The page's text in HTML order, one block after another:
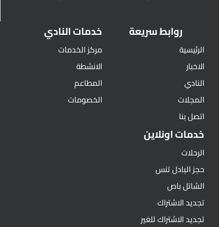
روابط سريعة
الرئيسية
الاخبار
النادي
المجلات
اتصل بنا
خدمات النادي
مركز الخدمات
الانشطة
المطاعم
الخصومات
خدمات اونلاين
الرحلات
حجز البادل تنس
الشاتل باص
تجديد الاشتراك
تجديد الاشتراك للغير